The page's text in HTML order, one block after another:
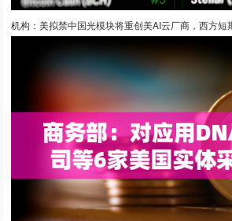
机构：美拟禁中国光模块将重创美AI云厂商，西方短